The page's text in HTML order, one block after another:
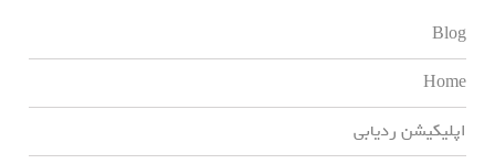
Blog
Home
اپلیکیشن ردیابی